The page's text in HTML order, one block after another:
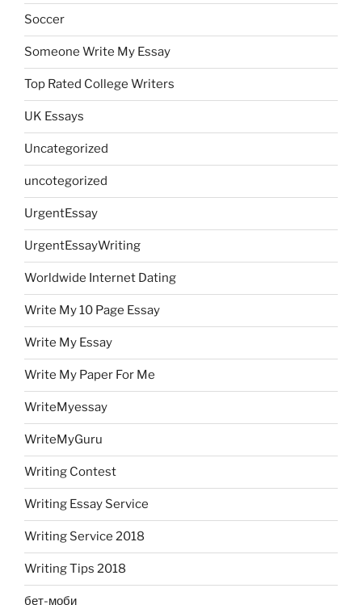
Soccer
Someone Write My Essay
Top Rated College Writers
UK Essays
Uncategorized
uncotegorized
UrgentEssay
UrgentEssayWriting
Worldwide Internet Dating
Write My 10 Page Essay
Write My Essay
Write My Paper For Me
WriteMyessay
WriteMyGuru
Writing Contest
Writing Essay Service
Writing Service 2018
Writing Tips 2018
бет-моби